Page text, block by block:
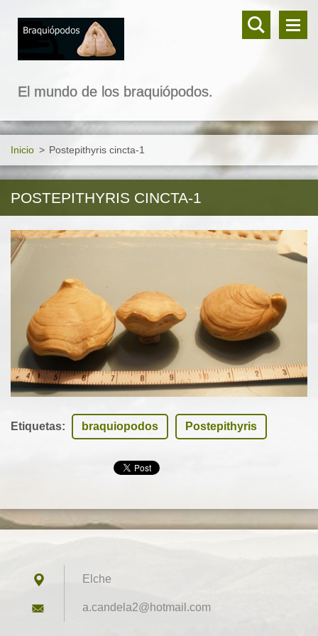
El mundo de los braquiópodos.
Inicio > Postepithyris cincta-1
POSTEPITHYRIS CINCTA-1
Etiquetas: braquiopodos Postepithyris
Elche
a.candel a2@hotmail.com